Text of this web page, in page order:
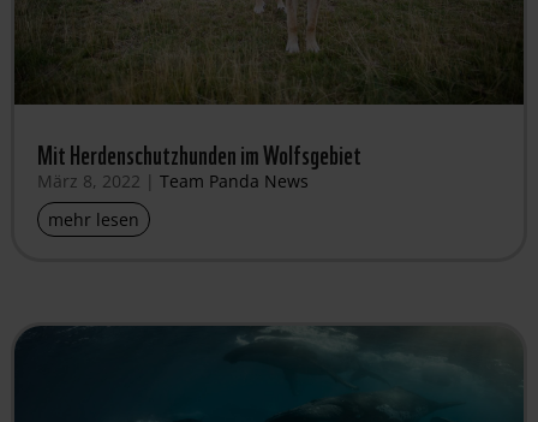
Mit Herdenschutzhunden im Wolfsgebiet
März 8, 2022 | Team Panda News
mehr lesen